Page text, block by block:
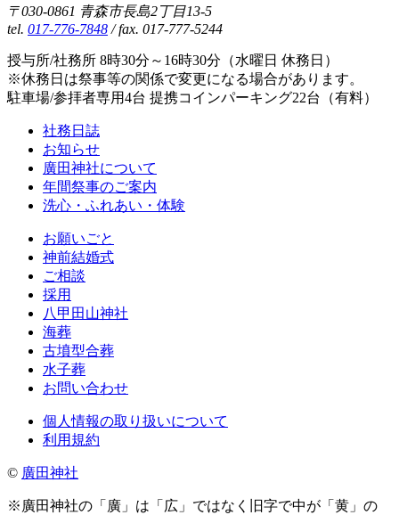
〒030-0861 青森市長島2丁目13-5
tel. 017-776-7848 / fax. 017-777-5244
授与所/社務所 8時30分～16時30分（水曜日 休務日）
※休務日は祭事等の関係で変更になる場合があります。
駐車場/参拝者専用4台 提携コインパーキング22台（有料）
社務日誌
お知らせ
廣田神社について
年間祭事のご案内
洗心・ふれあい・体験
お願いごと
神前結婚式
ご相談
採用
八甲田山神社
海葬
古墳型合葬
水子葬
お問い合わせ
個人情報の取り扱いについて
利用規約
© 廣田神社
※廣田神社の「廣」は「広」ではなく旧字で中が「黄」の